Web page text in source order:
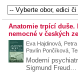
Anatomie trpící duše.
nemocné v českých
Eva Hajdinová,
Pavlín Pončíková,
Moderní
Sigmund Freud…